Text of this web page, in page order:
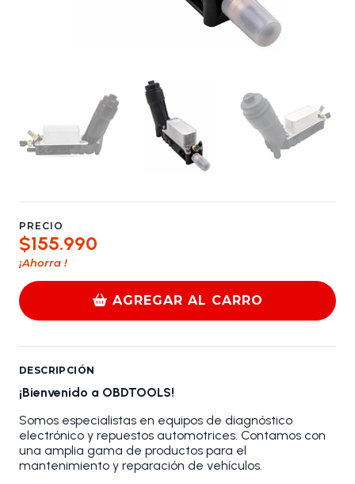
PRECIO
$155.990
¡Ahorra !
AGREGAR AL CARRO
DESCRIPCIÓN
¡Bienvenido a OBDTOOLS!
Somos especialistas en equipos de diagnóstico
electrónico y repuestos automotrices. Contamos con
una amplia gama de productos para el
mantenimiento y reparación de vehículos.